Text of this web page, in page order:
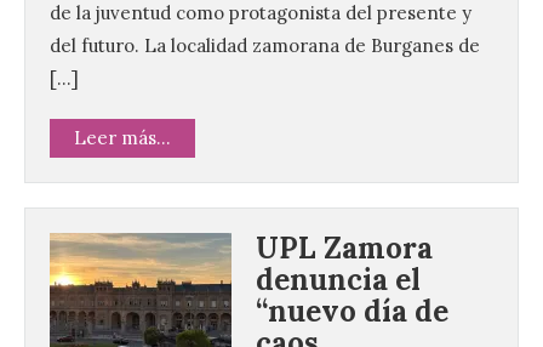
de la juventud como protagonista del presente y
del futuro. La localidad zamorana de Burganes de
[…]
Leer más...
UPL Zamora
denuncia el
“nuevo día de